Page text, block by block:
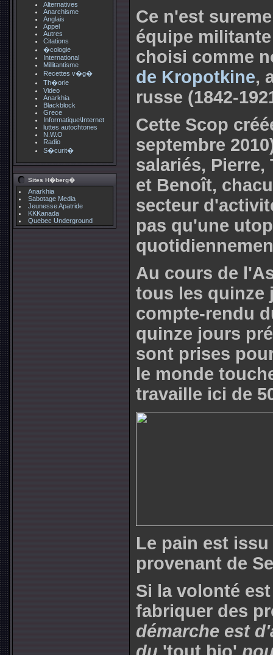
Alternatives
Anarchisme
Anglais
Appel
Autres
Citations
�cologie
International
Millitantisme
Recettes v�g�
Th�orie
Video
Anarkhia
Blackblock
Grece
Informatique\Internet
luttes autochtones
N.W.O
Radio
S�curit�
Sites H�berg�
Anarkhia
Sabotage Media
Jeunesse Apatride
KKKanada
Quebec Underground
Ce n'est
équipe
choisi comme
de Kropotkine,
russe (1842-
Cette Scop
septembre
salariés, Pierre,
et Benoît,
secteur
pas qu'une
Au cours de
tous les quinze
compte-rendu
quinze jours
sont prises
le monde
travaille ici de
Le pain est
provenant de
Si la volonté
fabriquer des
démarche est